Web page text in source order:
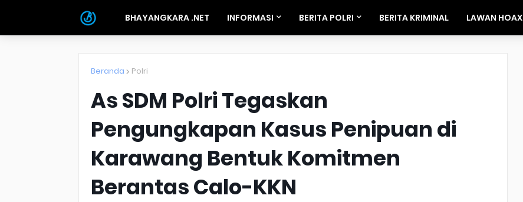
BHAYANGKARA .NET INFORMASI BERITA POLRI BERITA KRIMINAL LAWAN HOAX
Beranda Polri
As SDM Polri Tegaskan
Pengungkapan Kasus Penipuan di
Karawang Bentuk Komitmen
Berantas Calo-KKN